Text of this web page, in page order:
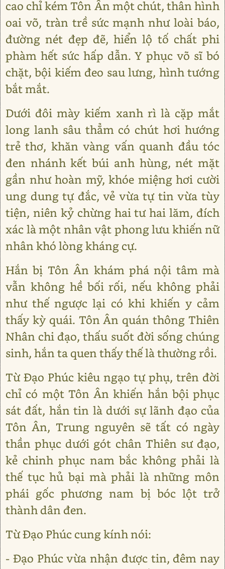
cao chỉ kém Tôn Ân một chút, thân hình
oai võ, tràn trề sức mạnh như loài báo,
đường nét đẹp đẽ, hiển lộ tố chất phi
phàm hết sức hấp dẫn. Y phục võ sĩ bó
chặt, bội kiếm đeo sau lưng, hình tướng
bắt mắt.
Dưới đôi mày kiếm xanh rì là cặp mắt
long lanh sâu thẳm có chút hơi hướng
trẻ thơ, khăn vàng vấn quanh đầu tóc
đen nhánh kết búi anh hùng, nét mặt
gần như hoàn mỹ, khóe miệng hơi cười
ung dung tự đắc, vẻ vừa tự tin vừa tùy
tiện, niên kỷ chừng hai tư hai lăm, đích
xác là một nhân vật phong lưu khiến nữ
nhân khó lòng kháng cự.
Hắn bị Tôn Ân khám phá nội tâm mà
vẫn không hề bối rối, nếu không phải
như thế ngược lại có khi khiến y cảm
thấy kỳ quái. Tôn Ân quán thông Thiên
Nhân chi đạo, thấu suốt đời sống chúng
sinh, hắn ta quen thấy thế là thường rồi.
Từ Đạo Phúc kiêu ngạo tự phụ, trên đời
chỉ có một Tôn Ân khiến hắn bội phục
sát đất, hắn tin là dưới sự lãnh đạo của
Tôn Ân, Trung nguyên sẽ tất có ngày
thần phục dưới gót chân Thiên sư đạo,
kẻ chinh phục nam bắc không phải là
thế tục hủ bại mà phải là những môn
phái gốc phương nam bị bóc lột trở
thành dân đen.
Từ Đạo Phúc cung kính nói:
- Đạo Phúc vừa nhận được tin, đêm nay